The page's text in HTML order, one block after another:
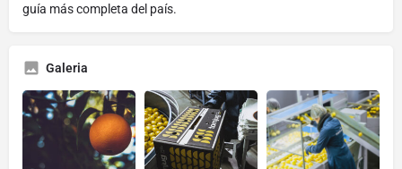
guía más completa del país.
Galeria